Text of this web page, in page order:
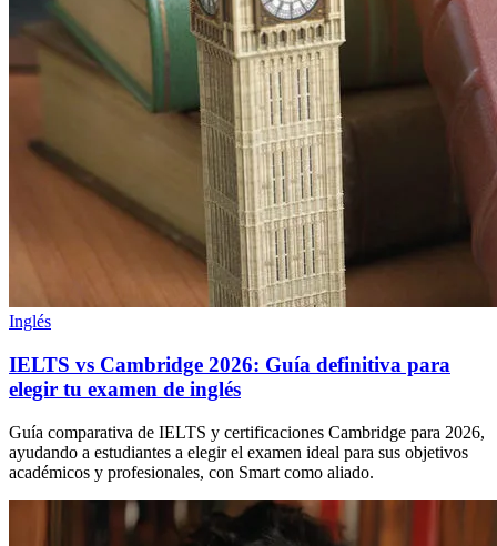
Inglés
IELTS vs Cambridge 2026: Guía definitiva para
elegir tu examen de inglés
Guía comparativa de IELTS y certificaciones Cambridge para 2026,
ayudando a estudiantes a elegir el examen ideal para sus objetivos
académicos y profesionales, con Smart como aliado.